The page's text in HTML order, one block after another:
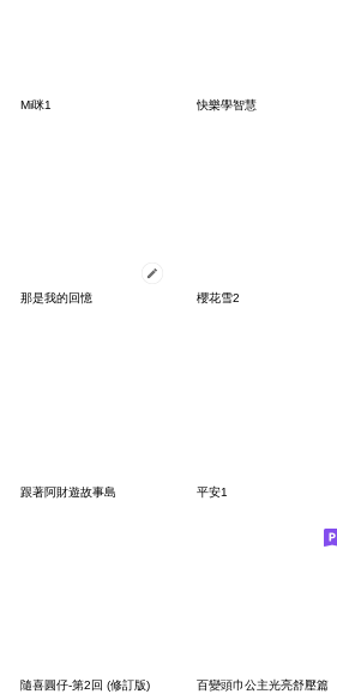
Mi咪1 快樂學智慧
那是我的回憶 櫻花雪2
跟著阿財遊故事島 平安1
隨喜圓仔-第2回 (修訂版) 百變頭巾公主光亮舒壓篇